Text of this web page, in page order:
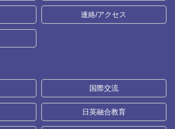
連絡/アクセス
国際交流
日英融合教育